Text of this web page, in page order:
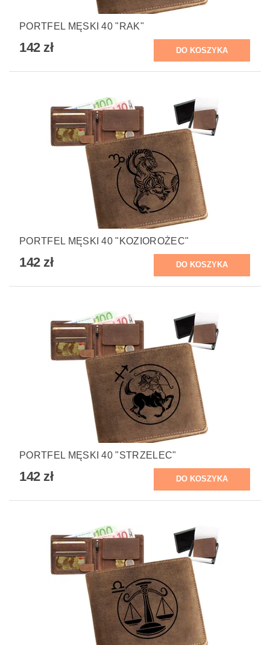
PORTFEL MĘSKI 40 "RAK"
142 zł
PORTFEL MĘSKI 40 "KOZIOROŻEC"
142 zł
PORTFEL MĘSKI 40 "STRZELEC"
142 zł